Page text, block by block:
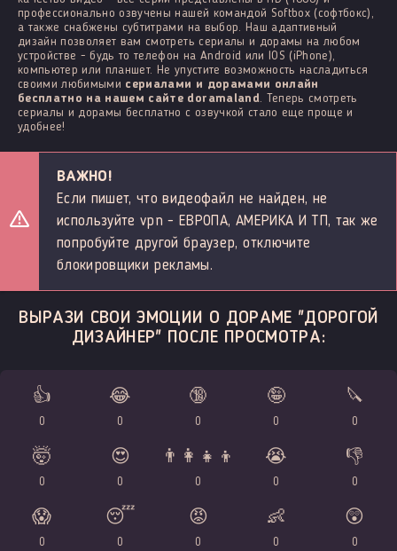
профессионально озвучены нашей командой Softbox (софтбокс),
а также снабжены субтитрами на выбор. Наш адаптивный
дизайн позволяет вам смотреть сериалы и дорамы на любом
устройстве - будь то телефон на Android или IOS (iPhone),
компьютер или планшет. Не упустите возможность насладиться
своими любимыми сериалами и дорамами онлайн
бесплатно на нашем сайте doramaland . Теперь смотреть
сериалы и дорамы бесплатно с озвучкой стало еще проще и
удобнее!
ВАЖНО!
Если пишет, что видеофайл не найден, не
используйте vpn - ЕВРОПА, АМЕРИКА И ТП, так же
попробуйте другой браузер, отключите
блокировщики рекламы.
ВЫРАЗИ СВОИ ЭМОЦИИ О ДОРАМЕ "ДОРОГОЙ
ДИЗАЙНЕР" ПОСЛЕ ПРОСМОТРА:
👍
0
😂
0
🔞
0
🤪
0
🔪
0
🤯
0
😍
0
👨‍👩‍👧‍👦
0
😭
0
👎
0
😱
0
😴
0
😡
0
👶
0
😲
0